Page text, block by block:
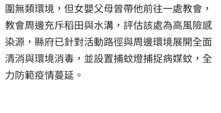
圍無類環境，但女嬰父母曾帶他前往一處教會，
教會周邊充斥稻田與水溝，評估該處為高風險感
染源，縣府已針對活動路徑與周邊環境展開全面
清消與環境消毒，並設置捕蚊燈捕捉病媒蚊，全
力防範疫情蔓延。